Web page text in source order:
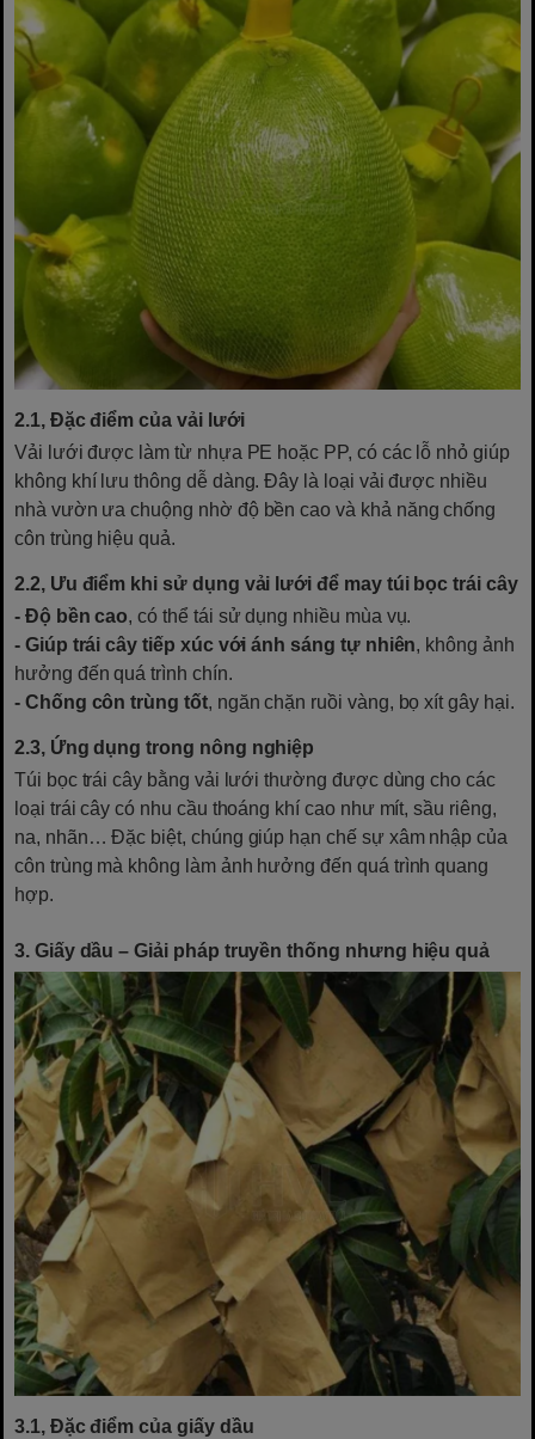
2.1, Đặc điểm của vải lưới
Vải lưới được làm từ nhựa PE hoặc PP, có các lỗ nhỏ giúp
không khí lưu thông dễ dàng. Đây là loại vải được nhiều
nhà vườn ưa chuộng nhờ độ bền cao và khả năng chống
côn trùng hiệu quả.
2.2, Ưu điểm khi sử dụng vải lưới để may túi bọc trái cây
- Độ bền cao, có thể tái sử dụng nhiều mùa vụ.
- Giúp trái cây tiếp xúc với ánh sáng tự nhiên, không ảnh
hưởng đến quá trình chín.
- Chống côn trùng tốt, ngăn chặn ruồi vàng, bọ xít gây hại.
2.3, Ứng dụng trong nông nghiệp
Túi bọc trái cây bằng vải lưới thường được dùng cho các
loại trái cây có nhu cầu thoáng khí cao như mít, sầu riêng,
na, nhãn… Đặc biệt, chúng giúp hạn chế sự xâm nhập của
côn trùng mà không làm ảnh hưởng đến quá trình quang
hợp.
3. Giấy dầu – Giải pháp truyền thống nhưng hiệu quả
3.1, Đặc điểm của giấy dầu